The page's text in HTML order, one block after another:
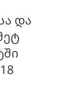
და